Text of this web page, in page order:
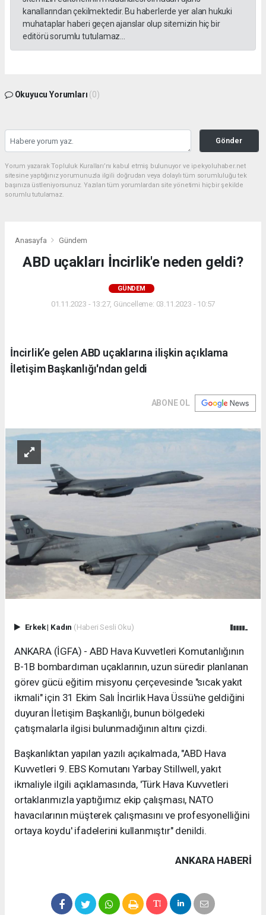
kanallarından çekilmektedir. Bu haberlerde yer alan hukuki
muhataplar haberi geçen ajanslar olup sitemizin hiç bir
editörü sorumlu tutulamaz...
Okuyucu Yorumları (0)
Gönder
Yorum yazarak Topluluk Kuralları’nı kabul etmiş bulunuyor ve ipekyoluhaber.net
sitesine yaptığınız yorumunuzla ilgili doğrudan veya dolaylı tüm sorumluluğu tek
başınıza üstleniyorsunuz. Yazılan tüm yorumlardan site yönetimi hiçbir şekilde
sorumlu tutulamaz.
Anasayfa Gündem
ABD uçakları İncirlik'e neden geldi?
GÜNDEM
01.11.2023 - 13:27, Güncelleme: 03.11.2023 - 10:57
İncirlik’e gelen ABD uçaklarına ilişkin açıklama
İletişim Başkanlığı'ndan geldi
ABONE OL
Erkek| Kadın (Haberi Sesli Oku)
ANKARA (İGFA) - ABD Hava Kuvvetleri Komutanlığının
B-1B bombardıman uçaklarının, uzun süredir planlanan
görev gücü eğitim misyonu çerçevesinde "sıcak yakıt
ikmali" için 31 Ekim Salı İncirlik Hava Üssü'ne geldiğini
duyuran İletişim Başkanlığı, bunun bölgedeki
çatışmalarla ilgisi bulunmadığının altını çizdi.
Başkanlıktan yapılan yazılı açıkalmada, "ABD Hava
Kuvvetleri 9. EBS Komutanı Yarbay Stillwell, yakıt
ikmaliyle ilgili açıklamasında, 'Türk Hava Kuvvetleri
ortaklarımızla yaptığımız ekip çalışması, NATO
havacılarının müşterek çalışmasını ve profesyonelliğini
ortaya koydu' ifadelerini kullanmıştır" denildi.
ANKARA HABERİ